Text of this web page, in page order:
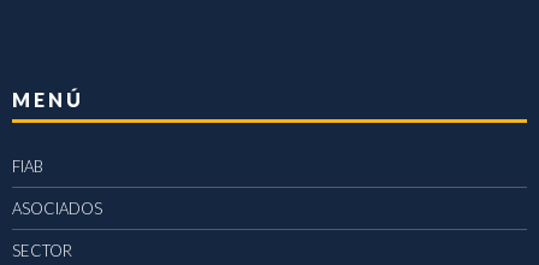
MENÚ
FIAB
ASOCIADOS
SECTOR